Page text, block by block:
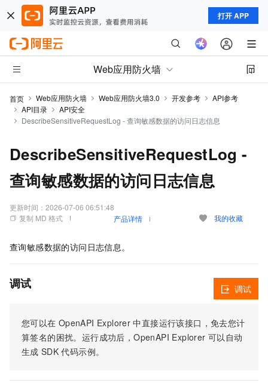
打开 APP
Web应用防火墙
首页 Web应用防火墙 Web应用防火墙3.0 开发参考
API参考
API目录
API安全
DescribeSensitiveRequestLog - 查询敏感数据的访问日志信息
DescribeSensitiveRequestLog -
查询敏感数据的访问日志信息
更新时间： 2026-07-06 06:51:48
复制 MD 格式
产品详情 我的收藏
查询敏感数据的访问日志信息。
调试
您可以在 OpenAPI Explorer 中直接运行该接口，免去您计
算签名的困扰。运行成功后，OpenAPI Explorer 可以自动
生成 SDK 代码示例。
调试